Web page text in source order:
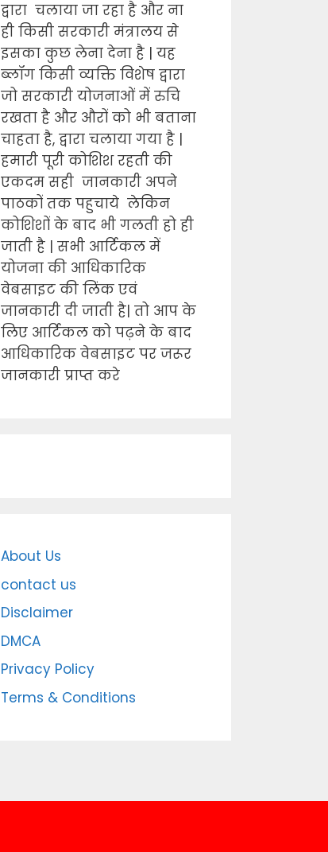
द्वारा चलाया जा रहा है और ना
ही किसी सरकारी मंत्रालय से
इसका कुछ लेना देना है | यह
ब्लॉग किसी व्यक्ति विशेष द्वारा
जो सरकारी योजनाओं में रुचि
रखता है और औरों को भी बताना
चाहता है, द्वारा चलाया गया है |
हमारी पूरी कोशिश रहती की
एकदम सही जानकारी अपने
पाठकों तक पहुचाये लेकिन
कोशिशों के बाद भी गलती हो ही
जाती है | सभी आर्टिकल में
योजना की आधिकारिक
वेबसाइट की लिंक एवं
जानकारी दी जाती है| तो आप के
लिए आर्टिकल को पढ़ने के बाद
आधिकारिक वेबसाइट पर जरूर
जानकारी प्राप्त करे
About Us
contact us
Disclaimer
DMCA
Privacy Policy
Terms & Conditions